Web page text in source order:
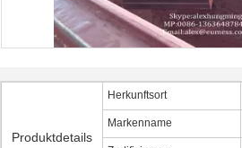
Produktdetails
Herkunftsort
Markenname